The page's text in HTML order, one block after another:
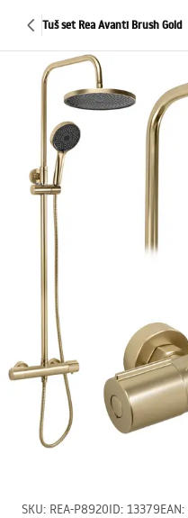
Tuš set Rea Avanti Brush Gold
SKU: REA-P8920ID: 13379EAN: